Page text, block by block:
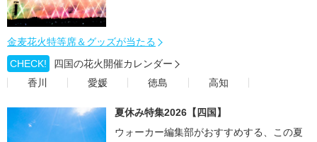
金麦花火特等席＆グッズが当たる
CHECK!
四国の花火開催カレンダー
香川
愛媛 徳島 高知
夏休み特集2026【四国】
ウォーカー編集部がおすすめする、この夏